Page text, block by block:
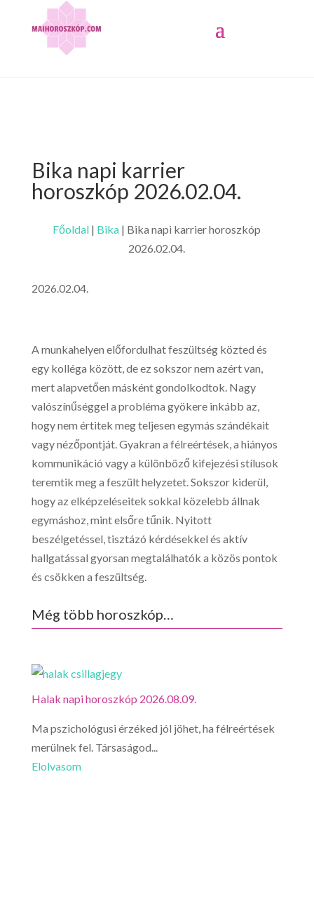
Bika napi karrier
horoszkóp 2026.02.04.
Főoldal | Bika | Bika napi karrier horoszkóp
2026.02.04.
2026.02.04.
A munkahelyen előfordulhat feszültség közted és
egy kolléga között, de ez sokszor nem azért van,
mert alapvetően másként gondolkodtok. Nagy
valószínűséggel a probléma gyökere inkább az,
hogy nem értitek meg teljesen egymás szándékait
vagy nézőpontját. Gyakran a félreértések, a hiányos
kommunikáció vagy a különböző kifejezési stílusok
teremtik meg a feszült helyzetet. Sokszor kiderül,
hogy az elképzeléseitek sokkal közelebb állnak
egymáshoz, mint elsőre tűnik. Nyitott
beszélgetéssel, tisztázó kérdésekkel és aktív
hallgatással gyorsan megtalálhatók a közös pontok
és csökken a feszültség.
Még több horoszkóp…
Halak napi horoszkóp 2026.08.09.
Ma pszichológusi érzéked jól jöhet, ha félreértések
merülnek fel. Társaságod...
Elolvasom